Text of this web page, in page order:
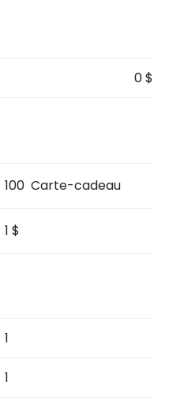
0 $
100 Carte-cadeau
1 $
1
1